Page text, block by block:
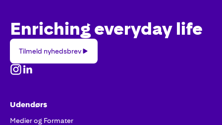
Enriching everyday life
nyhedsbrev
Tilmeld nyhedsbrev
Udendørs
Medier og Formater